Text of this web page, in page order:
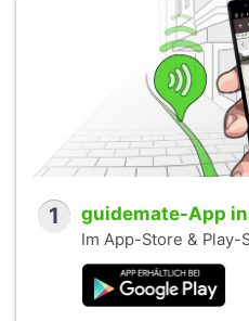
1 guidemate-App
Im App-Store & Play-